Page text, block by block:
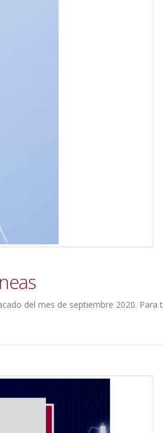
del mes de septiembre 2020. Para